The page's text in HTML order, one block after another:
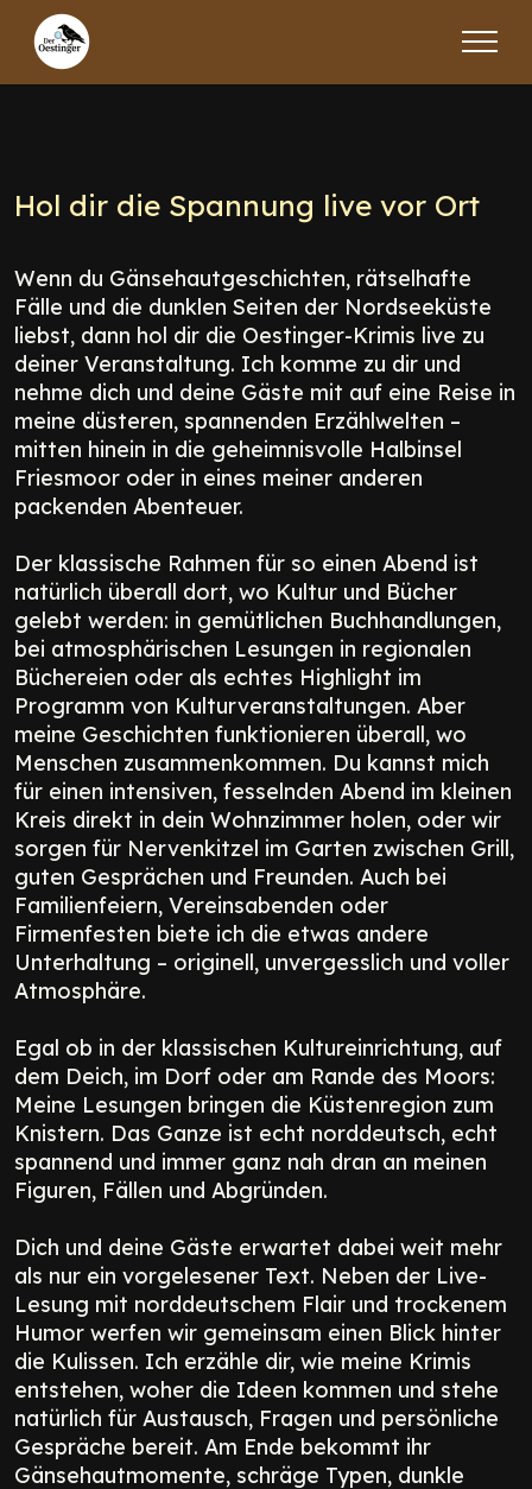
Hol dir die Spannung live vor Ort
Wenn du Gänsehautgeschichten, rätselhafte
Fälle und die dunklen Seiten der Nordseeküste
liebst, dann hol dir die Oestinger-Krimis live zu
deiner Veranstaltung. Ich komme zu dir und
nehme dich und deine Gäste mit auf eine Reise in
meine düsteren, spannenden Erzählwelten –
mitten hinein in die geheimnisvolle Halbinsel
Friesmoor oder in eines meiner anderen
packenden Abenteuer.
Der klassische Rahmen für so einen Abend ist
natürlich überall dort, wo Kultur und Bücher
gelebt werden: in gemütlichen Buchhandlungen,
bei atmosphärischen Lesungen in regionalen
Büchereien oder als echtes Highlight im
Programm von Kulturveranstaltungen. Aber
meine Geschichten funktionieren überall, wo
Menschen zusammenkommen. Du kannst mich
für einen intensiven, fesselnden Abend im kleinen
Kreis direkt in dein Wohnzimmer holen, oder wir
sorgen für Nervenkitzel im Garten zwischen Grill,
guten Gesprächen und Freunden. Auch bei
Familienfeiern, Vereinsabenden oder
Firmenfesten biete ich die etwas andere
Unterhaltung – originell, unvergesslich und voller
Atmosphäre.
Egal ob in der klassischen Kultureinrichtung, auf
dem Deich, im Dorf oder am Rande des Moors:
Meine Lesungen bringen die Küstenregion zum
Knistern. Das Ganze ist echt norddeutsch, echt
spannend und immer ganz nah dran an meinen
Figuren, Fällen und Abgründen.
Dich und deine Gäste erwartet dabei weit mehr
als nur ein vorgelesener Text. Neben der Live-
Lesung mit norddeutschem Flair und trockenem
Humor werfen wir gemeinsam einen Blick hinter
die Kulissen. Ich erzähle dir, wie meine Krimis
entstehen, woher die Ideen kommen und stehe
natürlich für Austausch, Fragen und persönliche
Gespräche bereit. Am Ende bekommt ihr
Gänsehautmomente, schräge Typen, dunkle